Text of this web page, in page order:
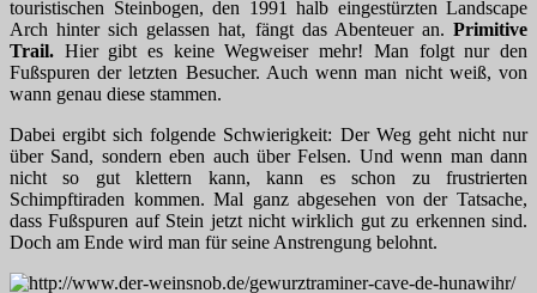
touristischen Steinbogen, den 1991 halb eingestürzten Landscape
Arch hinter sich gelassen hat, fängt das Abenteuer an. Primitive
Trail. Hier gibt es keine Wegweiser mehr! Man folgt nur den
Fußspuren der letzten Besucher. Auch wenn man nicht weiß, von
wann genau diese stammen.
Dabei ergibt sich folgende Schwierigkeit: Der Weg geht nicht nur
über Sand, sondern eben auch über Felsen. Und wenn man dann
nicht so gut klettern kann, kann es schon zu frustrierten
Schimpftiraden kommen. Mal ganz abgesehen von der Tatsache,
dass Fußspuren auf Stein jetzt nicht wirklich gut zu erkennen sind.
Doch am Ende wird man für seine Anstrengung belohnt.